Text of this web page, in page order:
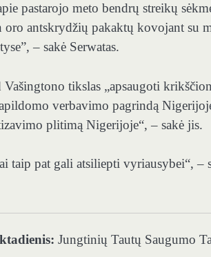
pastarojo meto bendrų streikų
oro antskrydžių pakaktų kovojant
– sakė Serwatas.
tikslas „apsaugoti
verbavimo pagrindą
plitimą Nigerijoje“, – sakė jis.
taip pat gali atsiliepti vyriausybei“, –
Jungtinių Tautų Saugumo